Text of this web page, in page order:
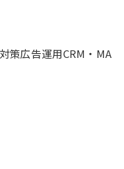
策広告運用CRM・MA